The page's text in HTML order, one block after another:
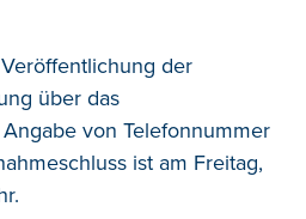
der
über das
von Telefonnummer
ist am Freitag,